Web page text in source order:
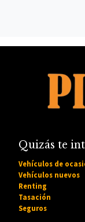
Quizás te
Vehículos de
Vehículos nuevos
Renting
Tasación
Seguros